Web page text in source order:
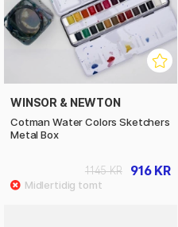
WINSOR & NEWTON
Cotman Water Colors Sketchers
Metal Box
916 KR
1145 KR